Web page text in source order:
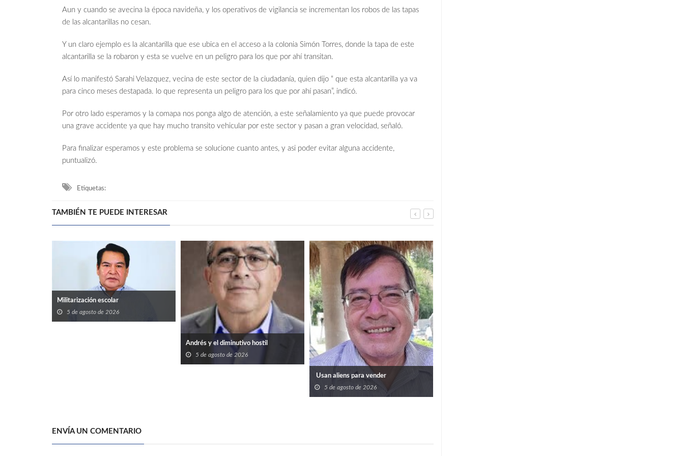
Aun y cuando se avecina la época navideña, y los operativos de vigilancia se incrementan los robos de las tapas
de las alcantarillas no cesan.
Y un claro ejemplo es la alcantarilla que ese ubica en el acceso a la colonia Simón Torres, donde la tapa de este
alcantarilla se la robaron y esta se vuelve en un peligro para los que por ahí transitan.
Así lo manifestó Sarahi Velazquez, vecina de este sector de la ciudadanía, quien dijo “ que esta alcantarilla ya va
para cinco meses destapada. lo que representa un peligro para los que por ahí pasan”, indicó.
Por otro lado esperamos y la comapa nos ponga algo de atención, a este señalamiento ya que puede provocar
una grave accidente ya que hay mucho transito vehicular por este sector y pasan a gran velocidad, señaló.
Para finalizar esperamos y este problema se solucione cuanto antes, y asi poder evitar alguna accidente,
puntualizó.
Etiquetas:
TAMBIÉN TE PUEDE INTERESAR
Militarización escolar
5 de agosto de 2026
Andrés y el diminutivo hostil
5 de agosto de 2026
Usan aliens para vender
5 de agosto de 2026
ENVÍA UN COMENTARIO